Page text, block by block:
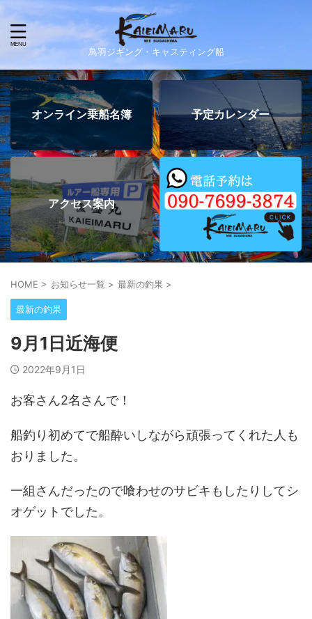
鳥羽ジギング・キャスティング船
オンライン乗船名簿 予定カレンダー
アクセス案内
HOME > お知らせ一覧 > 最新の釣果 >
最新の釣果
9月1日近海便
2022年9月1日
お客さん2名さんで！
船釣り初めてで船酔いしながら頑張ってくれた人も
おりました。
一組さんだったので喰わせのサビキもしたりしてシ
オゲットでした。